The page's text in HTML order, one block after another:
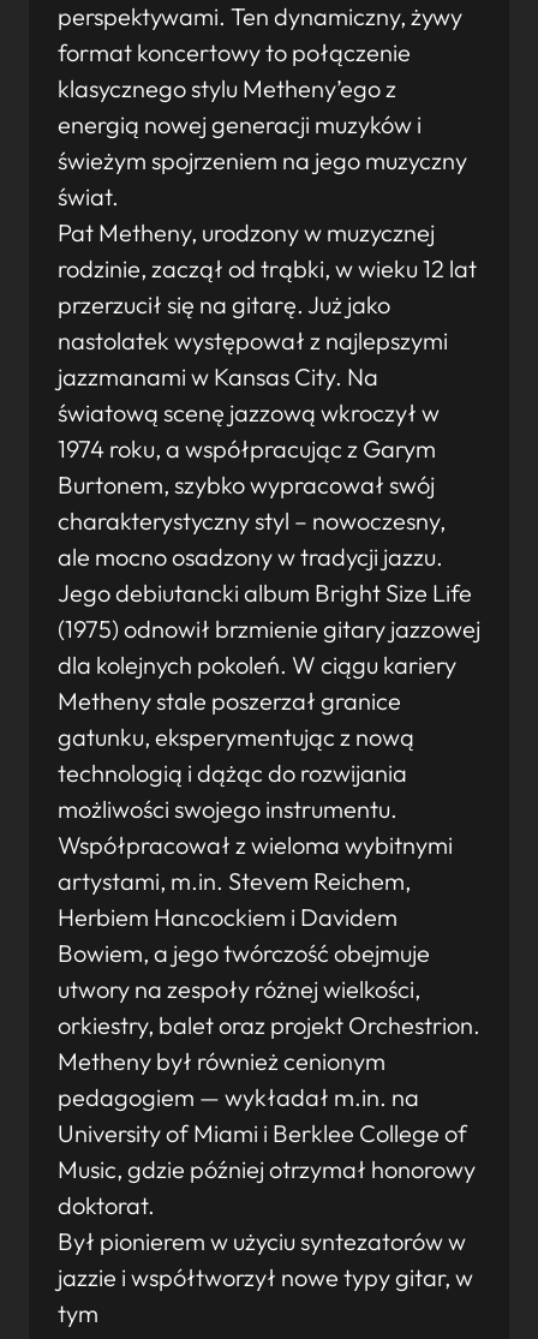
perspektywami. Ten dynamiczny, żywy
format koncertowy to połączenie
klasycznego stylu Metheny’ego z
energią nowej generacji muzyków i
świeżym spojrzeniem na jego muzyczny
świat.
Pat Metheny, urodzony w muzycznej
rodzinie, zaczął od trąbki, w wieku 12 lat
przerzucił się na gitarę. Już jako
nastolatek występował z najlepszymi
jazzmanami w Kansas City. Na
światową scenę jazzową wkroczył w
1974 roku, a współpracując z Garym
Burtonem, szybko wypracował swój
charakterystyczny styl – nowoczesny,
ale mocno osadzony w tradycji jazzu.
Jego debiutancki album Bright Size Life
(1975) odnowił brzmienie gitary jazzowej
dla kolejnych pokoleń. W ciągu kariery
Metheny stale poszerzał granice
gatunku, eksperymentując z nową
technologią i dążąc do rozwijania
możliwości swojego instrumentu.
Współpracował z wieloma wybitnymi
artystami, m.in. Stevem Reichem,
Herbiem Hancockiem i Davidem
Bowiem, a jego twórczość obejmuje
utwory na zespoły różnej wielkości,
orkiestry, balet oraz projekt Orchestrion.
Metheny był również cenionym
pedagogiem — wykładał m.in. na
University of Miami i Berklee College of
Music, gdzie później otrzymał honorowy
doktorat.
Był pionierem w użyciu syntezatorów w
jazzie i współtworzył nowe typy gitar, w
tym